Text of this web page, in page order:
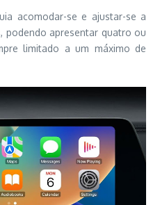
acomodar-se e ajustar-se a
podendo apresentar quatro ou
limitado a um máximo de